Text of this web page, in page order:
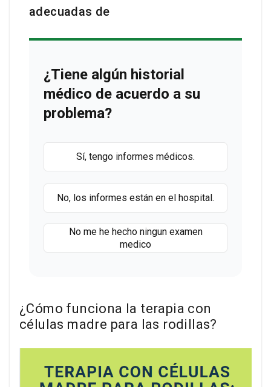
adecuadas de
¿Tiene algún historial
médico de acuerdo a su
problema?
Sí, tengo informes médicos.
No, los informes están en el hospital.
No me he hecho ningun examen
medico
¿Cómo funciona la terapia con
células madre para las rodillas?